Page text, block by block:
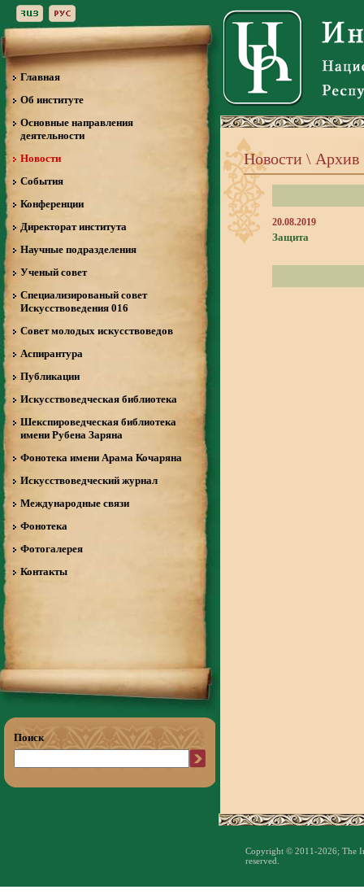
Главная
Об институте
Основные направления
деятельности
Новости
События
Конференции
Директорат института
Научные подразделения
Ученый совет
Специализированый совет
Искусствоведения 016
Совет молодых искусствоведов
Аспирантура
Публикации
Искусствоведческая библиотека
Шекспироведческая библиотека
имени Рубена Заряна
Фонотека имени Арама Кочаряна
Искусствоведческий журнал
Международные связи
Фонотека
Фотогалерея
Контакты
Поиск
Новости \ Архив
20.08.2019
Защита
Copyright © 2011-2026; The
reserved.